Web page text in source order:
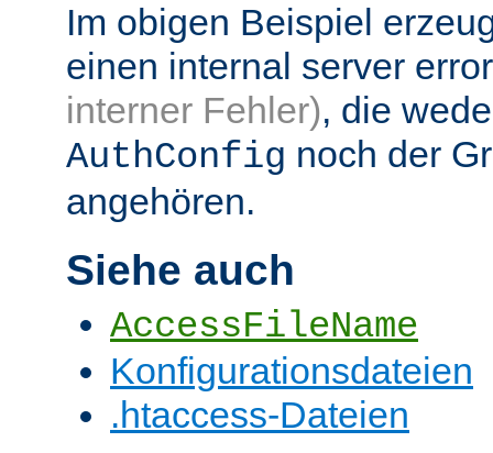
Im obigen Beispiel
einen internal server
interner Fehler), die
AuthConfig noch der
angehören.
Siehe auch
AccessFileName
Konfigurationsdateien
.htaccess-Dateien